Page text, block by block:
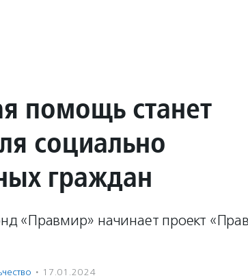
помощь станет
социально
граждан
«Правмир» начинает проект
· 17.01.2024